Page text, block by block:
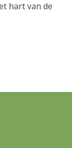
hart van de